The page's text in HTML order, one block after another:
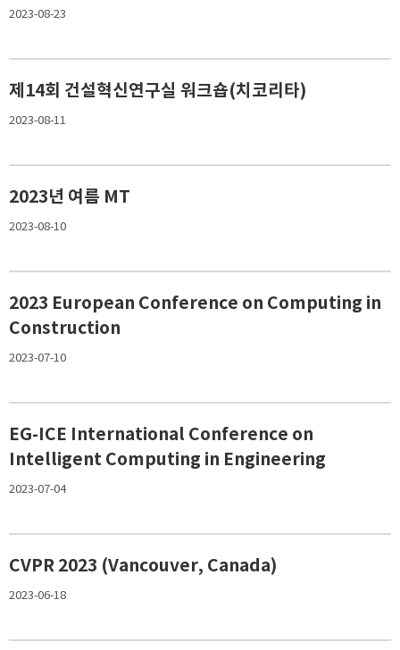
2023-08-23
제14회 건설혁신연구실 워크숍(치코리타)
2023-08-11
2023년 여름 MT
2023-08-10
2023 European Conference on Computing in
Construction
2023-07-10
EG-ICE International Conference on
Intelligent Computing in Engineering
2023-07-04
CVPR 2023 (Vancouver, Canada)
2023-06-18